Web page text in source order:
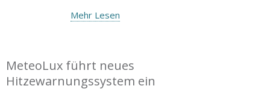
Mehr Lesen
MeteoLux führt neues
Hitzewarnungssystem ein